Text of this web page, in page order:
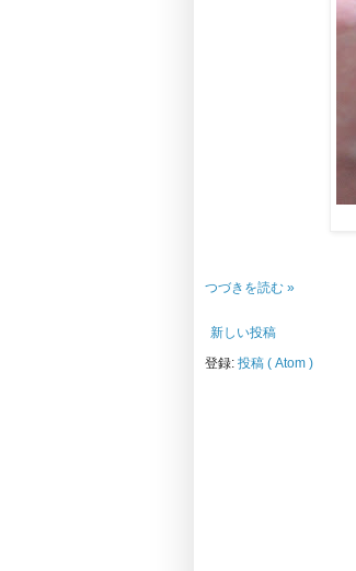
つづきを読む »
新しい投稿
登録: 投稿 ( Atom )